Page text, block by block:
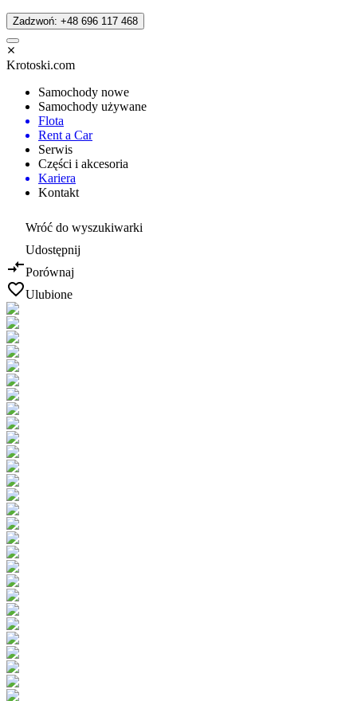
Zadzwoń: +48 696 117 468
Krotoski.com
Samochody nowe
Samochody używane
Flota
Rent a Car
Serwis
Części i akcesoria
Kariera
Kontakt
Wróć do wyszukiwarki
Udostępnij
Porównaj
Ulubione